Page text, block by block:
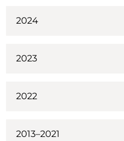
2024
2023
2022
2013–2021